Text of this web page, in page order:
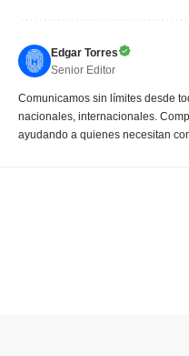
Edgar Torres
Senior Editor
Comunicamos sin límites desde
nacionales, internacionales.
ayudando a quienes necesitan